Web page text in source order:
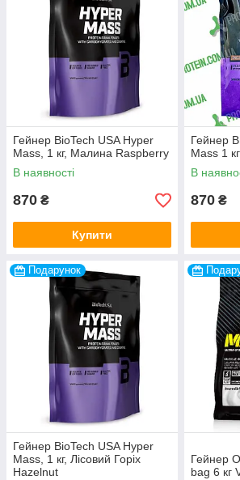
Гейнер BioTech USA Hyper
Mass, 1 кг, Малина Raspberry
В наявності
870 ₴
Купити
Гейнер
Mass 1
В
870 ₴
Подарунок
Гейнер BioTech USA Hyper
Mass, 1 кг, Лісовий Горіх
Hazelnut
Гейнер
bag 6 кг